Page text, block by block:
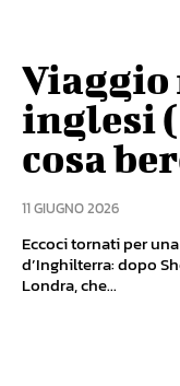
Viaggio
inglesi
cosa
11 GIUGNO 2026
Eccoci tornati per
d’Inghilterra: dopo
Londra, che...